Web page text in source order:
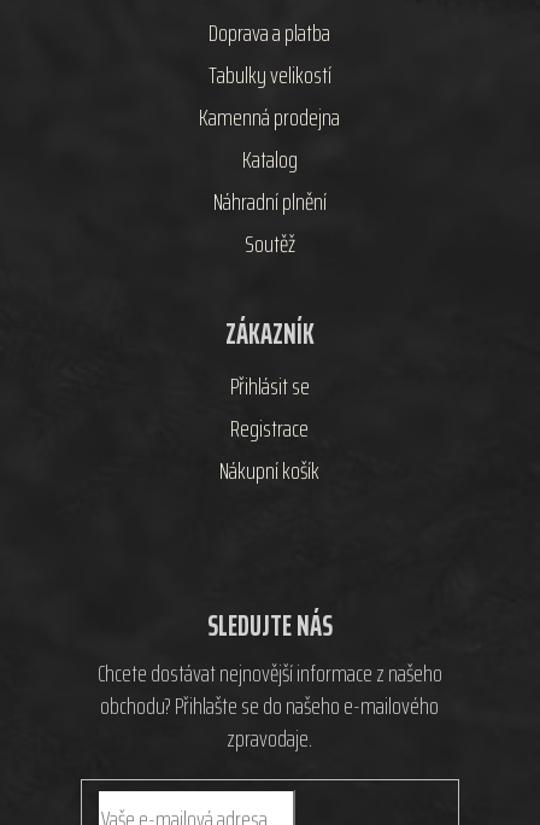
Doprava a platba
Tabulky velikostí
Kamenná prodejna
Katalog
Náhradní plnění
Soutěž
ZÁKAZNÍK
Přihlásit se
Registrace
Nákupní košík
SLEDUJTE NÁS
Chcete dostávat nejnovější informace z našeho
obchodu? Přihlašte se do našeho e-mailového
zpravodaje.